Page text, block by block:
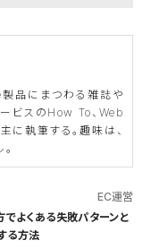
製品にまつわる雑誌や
ビスのHow To、Web
に執筆する。趣味は、
EC運営
でよくある失敗パターンと
る方法